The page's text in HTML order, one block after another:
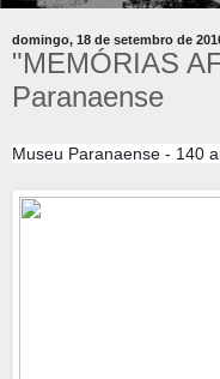
domingo, 18 de setembro de
"MEMÓRIAS
Paranaense
Museu Paranaense - 140